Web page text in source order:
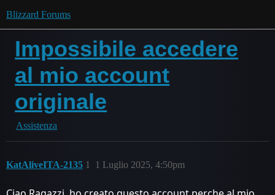
Blizzard Forums
Impossibile accedere
al mio account
originale
Assistenza
KatAliveITA-2135 1 Luglio 2025, 4:50pm
1